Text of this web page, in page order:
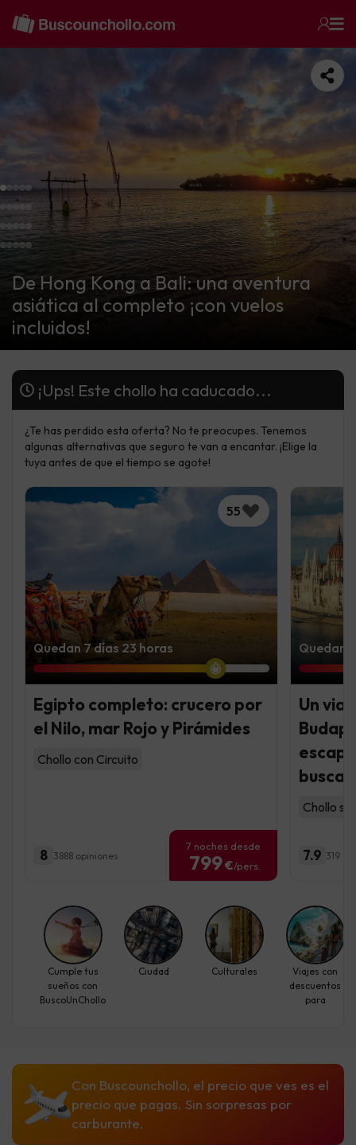
De Hong Kong a Bali: una aventura
asiática al completo ¡con vuelos
incluidos!
Con Buscounchollo, el precio que ves es el
precio que pagas. Sin sorpresas por
carburante.
¡Ups! Este chollo ha caducado...
¿Te has perdido esta oferta? No te preocupes. Tenemos
algunas alternativas que seguro te van a encantar. ¡Elige la
tuya antes de que el tiempo se agote!
55
Quedan 7 días 23 horas
Egipto completo: crucero por
el Nilo, mar Rojo y Pirámides
Chollo con Circuito
8 3888 opiniones
7 noches desde
799€/pers.
Quedan
Un
Chollo
7.9 319
Cumple tus
sueños con
BuscoUnChollo
Ciudad Culturales
Viajes con
descuentos
para